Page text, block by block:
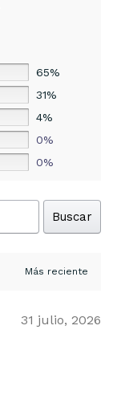
65%
31%
4%
0%
0%
Buscar
31 julio, 2026